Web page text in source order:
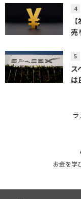
売
ス
は
お金を学